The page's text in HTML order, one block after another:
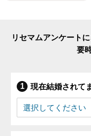
リセマムアンケート
要
現在結婚されて